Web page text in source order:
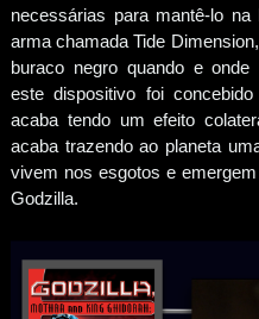
necessárias para mantê-lo
arma chamada Tide
buraco negro quando e
este dispositivo foi
acaba tendo um efeito
acaba trazendo ao planeta
vivem nos esgotos e
Godzilla.